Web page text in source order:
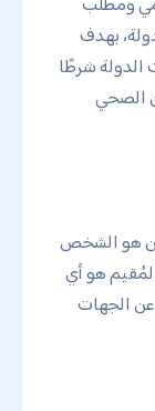
بهدف
شرطًا
الصحي
هو الشخص
هو أي
الجهات